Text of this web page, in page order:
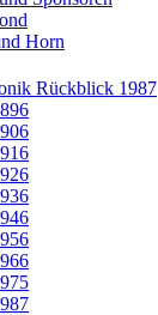
Horn
Rückblick 1987